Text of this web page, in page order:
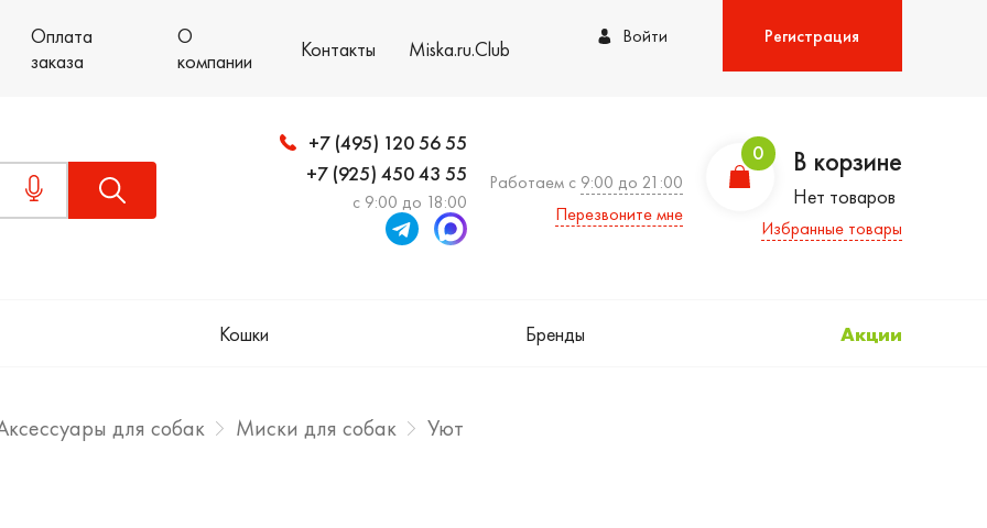
Оплата
заказа
О
компании
Контакты Miska.ru.Club Войти Регистрация
+7 (495) 120 56 55
+7 (925) 450 43 55
с 9:00 до 18:00
Работаем с 9:00 до 21:00
Перезвоните мне
0 В корзине
Нет товаров
Избранные товары
Кошки Бренды Акции
для собак Миски для собак Уют